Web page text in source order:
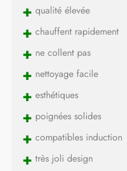
+ qualité élevée
+ chauffent rapidement
+ ne collent pas
+ nettoyage facile
+ esthétiques
+ poignées solides
+ compatibles induction
+ très joli design